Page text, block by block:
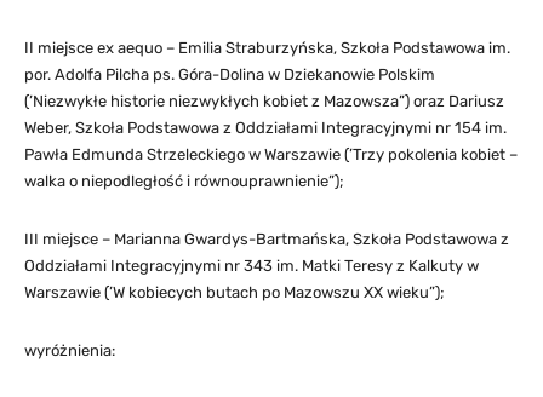
II miejsce ex aequo – Emilia Straburzyńska, Szkoła Podstawowa im.
por. Adolfa Pilcha ps. Góra-Dolina w Dziekanowie Polskim
(’Niezwykłe historie niezwykłych kobiet z Mazowsza”) oraz Dariusz
Weber, Szkoła Podstawowa z Oddziałami Integracyjnymi nr 154 im.
Pawła Edmunda Strzeleckiego w Warszawie (’Trzy pokolenia kobiet –
walka o niepodległość i równouprawnienie”);
III miejsce – Marianna Gwardys-Bartmańska, Szkoła Podstawowa z
Oddziałami Integracyjnymi nr 343 im. Matki Teresy z Kalkuty w
Warszawie (’W kobiecych butach po Mazowszu XX wieku”);
wyróżnienia: